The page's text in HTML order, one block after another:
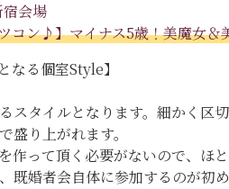
会場
コン♪】マイナス5歳！美魔女＆
なる個室Style】
スタイルとなります。細かく
盛り上がれます。
作って頂く必要がないので、ほ
既婚者会自体に参加するのが初